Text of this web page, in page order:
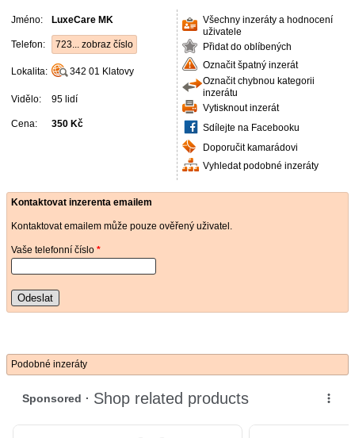
Jméno: LuxeCare MK
Telefon: 723... zobraz číslo
Lokalita: 342 01 Klatovy
Vidělo: 95 lidí
Cena: 350 Kč
Všechny inzeráty a hodnocení
uživatele
Přidat do oblíbených
Označit špatný inzerát
Označit chybnou kategorii
inzerátu
Vytisknout inzerát
Sdílejte na Facebooku
Doporučit kamarádovi
Vyhledat podobné inzeráty
Kontaktovat inzerenta emailem
Kontaktovat emailem může pouze ověřený uživatel.
Vaše telefonní číslo *
Odeslat
Podobné inzeráty